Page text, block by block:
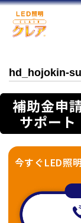
hd_hojokin-
今すぐLED照